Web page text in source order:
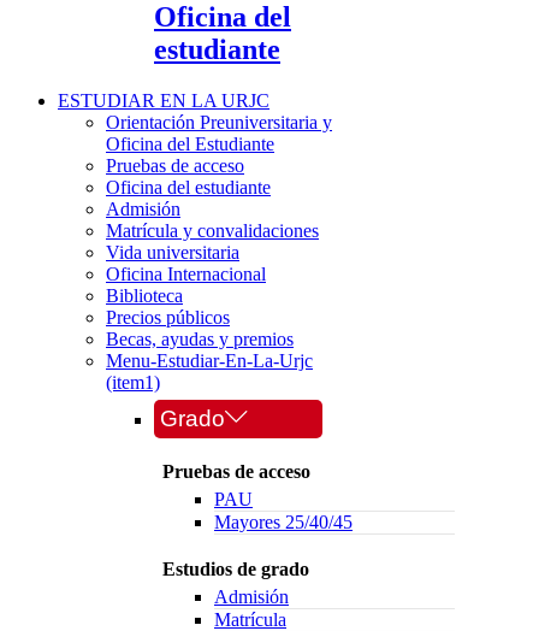
Oficina del
estudiante
ESTUDIAR EN LA URJC
Orientación Preuniversitaria y
Oficina del Estudiante
Pruebas de acceso
Oficina del estudiante
Admisión
Matrícula y convalidaciones
Vida universitaria
Oficina Internacional
Biblioteca
Precios públicos
Becas, ayudas y premios
Menu-Estudiar-En-La-Urjc
(item1)
Grado
Pruebas de acceso
PAU
Mayores 25/40/45
Estudios de grado
Admisión
Matrícula